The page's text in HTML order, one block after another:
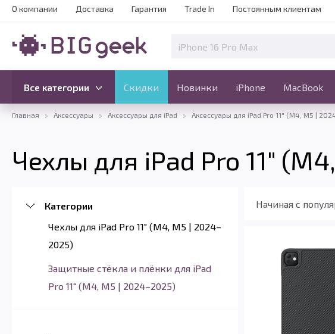
О компании Доставка Гарантия Trade In Постоянным клиентам
Все категории Скидки Новинки iPhone MacBook
Скидки Новинки iPhone
Все категории
Главная Аксессуары Аксессуары для iPad Аксессуары для iPad Pro 11" (M4, M5 |
Чехлы для iPad Pro 11"
Категории
Чехлы для iPad Pro 11" (M4, M5 | 2024–
2025)
Защитные стёкла и плёнки для iPad
Pro 11" (M4, M5 | 2024–2025)
Начиная c